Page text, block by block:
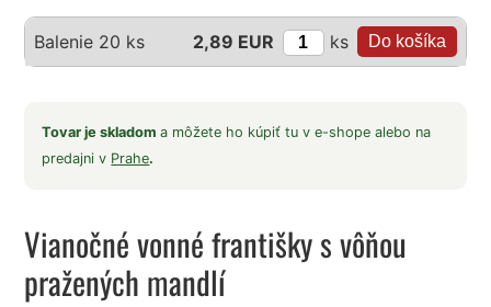
Balenie 20 ks 2,89 EUR ks
Tovar je skladoma môžete ho kúpiť tu v e-shope alebo na
predajni v Prahe.
Vianočné vonné františky s vôňou
pražených mandlí